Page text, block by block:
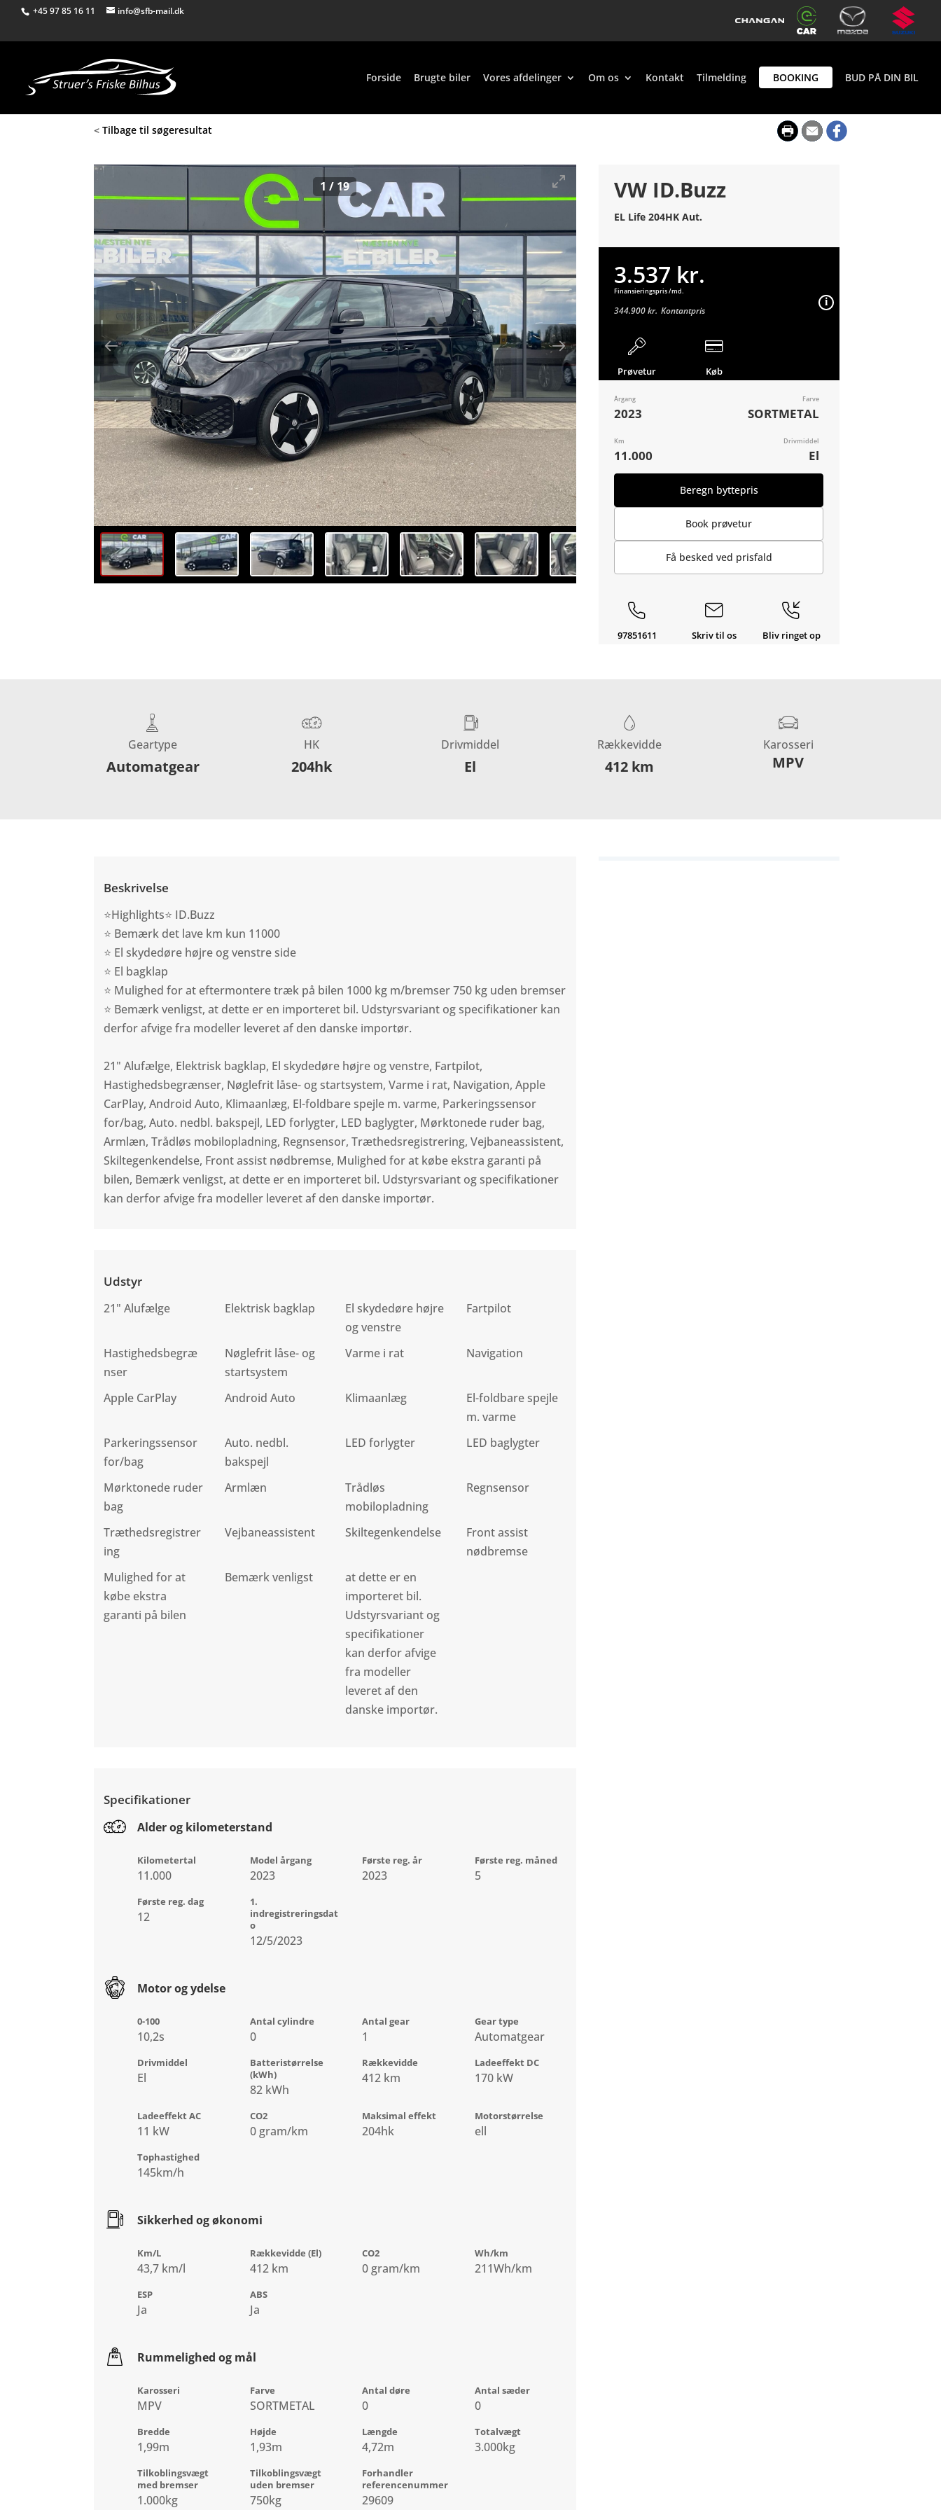
+45 97 85 16 11 info@sfb-mail.dk
Forside Brugte biler Vores afdelinger Om os Kontakt Tilmelding BOOKING BUD PÅ DIN BIL
<Tilbage til søgeresultat
1 / 19 VW ID.Buzz
EL Life 204HK Aut.
3.537 kr.
Finansieringspris /md.
344.900 kr. Kontantpris
Prøvetur Køb
Årgang
2023
Farve
SORTMETAL
Km
11.000
Drivmiddel
El
Beregn byttepris
Book prøvetur
Få besked ved prisfald
97851611 Skriv til os Bliv ringet op
Geartype
Automatgear
HK
204hk
Drivmiddel
El
Rækkevidde
412 km
Karosseri
MPV
Beskrivelse
⭐Highlights⭐ ID.Buzz
⭐ Bemærk det lave km kun 11000
⭐ El skydedøre højre og venstre side
⭐ El bagklap
⭐ Mulighed for at eftermontere træk på bilen 1000 kg m/bremser 750 kg uden bremser
⭐ Bemærk venligst, at dette er en importeret bil. Udstyrsvariant og specifikationer kan
derfor afvige fra modeller leveret af den danske importør.
21" Alufælge, Elektrisk bagklap, El skydedøre højre og venstre, Fartpilot,
Hastighedsbegrænser, Nøglefrit låse- og startsystem, Varme i rat, Navigation, Apple
CarPlay, Android Auto, Klimaanlæg, El-foldbare spejle m. varme, Parkeringssensor
for/bag, Auto. nedbl. bakspejl, LED forlygter, LED baglygter, Mørktonede ruder bag,
Armlæn, Trådløs mobilopladning, Regnsensor, Træthedsregistrering, Vejbaneassistent,
Skiltegenkendelse, Front assist nødbremse, Mulighed for at købe ekstra garanti på
bilen, Bemærk venligst, at dette er en importeret bil. Udstyrsvariant og specifikationer
kan derfor afvige fra modeller leveret af den danske importør.
Udstyr
21" Alufælge Elektrisk bagklap
El skydedøre højre
og venstre
Fartpilot
Hastighedsbegræ
nser
Nøglefrit låse- og
startsystem
Varme i rat Navigation
Apple CarPlay Android Auto Klimaanlæg
El-foldbare spejle
m. varme
Parkeringssensor
for/bag
Auto. nedbl.
bakspejl
LED forlygter LED baglygter
Mørktonede ruder
bag
Armlæn
Trådløs
mobilopladning
Regnsensor
Træthedsregistrer
ing
Vejbaneassistent Skiltegenkendelse
Front assist
nødbremse
Mulighed for at
købe ekstra
garanti på bilen
Bemærk venligst
at dette er en
importeret bil.
Udstyrsvariant og
specifikationer
kan derfor afvige
fra modeller
leveret af den
danske importør.
Specifikationer
Alder og kilometerstand
Kilometertal
11.000
Model årgang
2023
Første reg. år
2023
Første reg. måned
5
Første reg. dag
12
1.
indregistreringsdat
o
12/5/2023
Motor og ydelse
0-100
10,2s
Antal cylindre
0
Antal gear
1
Gear type
Automatgear
Drivmiddel
El
Batteristørrelse
(kWh)
82 kWh
Rækkevidde
412 km
Ladeeffekt DC
170 kW
Ladeeffekt AC
11 kW
CO2
0 gram/km
Maksimal effekt
204hk
Motorstørrelse
ell
Tophastighed
145km/h
Sikkerhed og økonomi
Km/L
43,7 km/l
Rækkevidde (El)
412 km
CO2
0 gram/km
Wh/km
211Wh/km
ESP
Ja
ABS
Ja
Rummelighed og mål
Karosseri
MPV
Farve
SORTMETAL
Antal døre
0
Antal sæder
0
Bredde
1,99m
Højde
1,93m
Længde
4,72m
Totalvægt
3.000kg
Tilkoblingsvægt
med bremser
1.000kg
Tilkoblingsvægt
uden bremser
750kg
Forhandler
referencenummer
29609